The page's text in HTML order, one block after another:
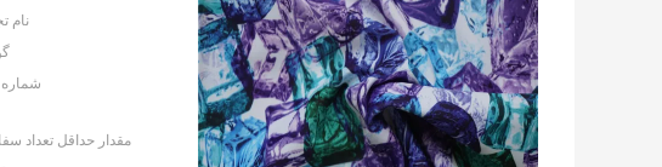
نام
مقدار حداقل تعداد